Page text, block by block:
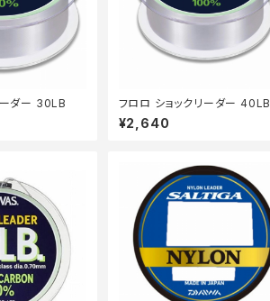
ーダー 30LB フロロ ショックリーダー 40LB
¥2,640